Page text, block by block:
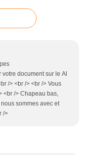
document sur le Al
/> <br /> <br /> Vous
<br /> Chapeau bas,
sommes avec et
/>